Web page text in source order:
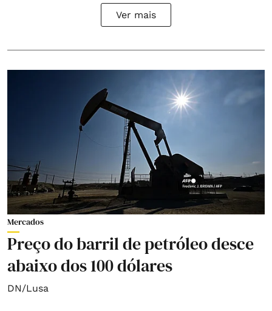
Ver mais
Mercados
Preço do barril de petróleo desce
abaixo dos 100 dólares
DN/Lusa